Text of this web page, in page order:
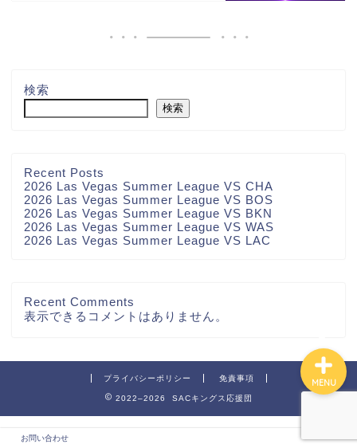
検索
検索
Recent Posts
2026 Las Vegas Summer League VS CHA
2026 Las Vegas Summer League VS BOS
2026 Las Vegas Summer League VS BKN
2026 Las Vegas Summer League VS WAS
2026 Las Vegas Summer League VS LAC
Recent Comments
表示できるコメントはありません。
プライバシーポリシー 免責事項
2022–2026 SACキングス応援団
お問い合わせ
MENU